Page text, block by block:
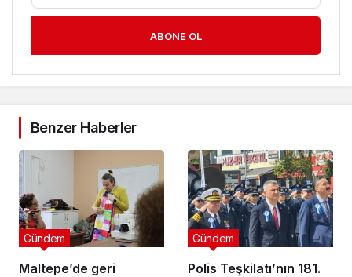
ABONE OL
Benzer Haberler
Maltepe’de geri
Gündem
Polis Teşkilatı’nın 181.
Gündem